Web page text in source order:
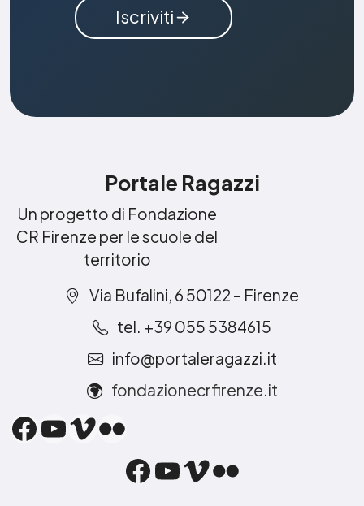
Iscriviti
Portale Ragazzi
Un progetto di Fondazione
CR Firenze per le scuole del
territorio
Via Bufalini, 6 50122 – Firenze
tel. +39 055 5384615
info@portaleragazzi.it
fondazionecrfirenze.it
Facebook
YouTube
Vimeo
Flickr
Facebook
YouTube
Vimeo
Flickr